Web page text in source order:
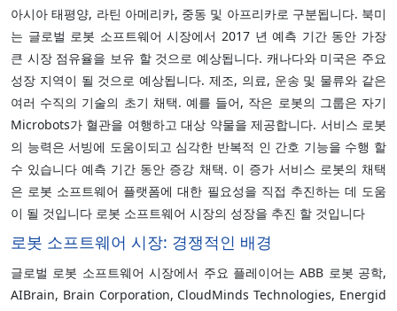
아시아 태평양, 라틴 아메리카, 중동 및 아프리카로 구분됩니다. 북미
는 글로벌 로봇 소프트웨어 시장에서 2017 년 예측 기간 동안 가장
큰 시장 점유율을 보유 할 것으로 예상됩니다. 캐나다와 미국은 주요
성장 지역이 될 것으로 예상됩니다. 제조, 의료, 운송 및 물류와 같은
여러 수직의 기술의 초기 채택. 예를 들어, 작은 로봇의 그룹은 자기
Microbots가 혈관을 여행하고 대상 약물을 제공합니다. 서비스 로봇
의 능력은 서빙에 도움이되고 심각한 반복적 인 간호 기능을 수행 할
수 있습니다 예측 기간 동안 증강 채택. 이 증가 서비스 로봇의 채택
은 로봇 소프트웨어 플랫폼에 대한 필요성을 직접 추진하는 데 도움
이 될 것입니다 로봇 소프트웨어 시장의 성장을 추진 할 것입니다
로봇 소프트웨어 시장: 경쟁적인 배경
글로벌 로봇 소프트웨어 시장에서 주요 플레이어는 ABB 로봇 공학,
AIBrain, Brain Corporation, CloudMinds Technologies, Energid